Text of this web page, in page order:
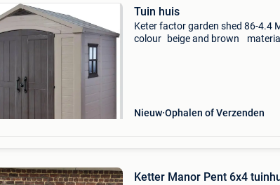
Tuin huis
Keter factor garden shed 86-4.4
colour beige and brown
Nieuw Ophalen of Verzenden
Ketter Manor Pent 6x4